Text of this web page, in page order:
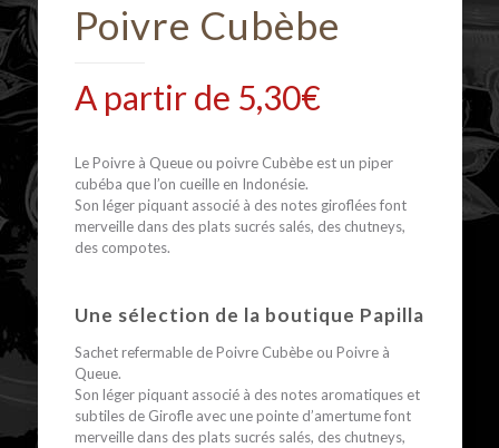
Poivre Cubèbe
A partir de 5,30€
Le Poivre à Queue ou poivre Cubèbe est un piper
cubéba que l’on cueille en Indonésie.
Son léger piquant associé à des notes giroflées font
merveille dans des plats sucrés salés, des chutneys,
des compotes.
Une sélection de la boutique Papilla
Sachet refermable de Poivre Cubèbe ou Poivre à
Queue.
Son léger piquant associé à des notes aromatiques et
subtiles de Girofle avec une pointe d’amertume font
merveille dans des plats sucrés salés, des chutneys,